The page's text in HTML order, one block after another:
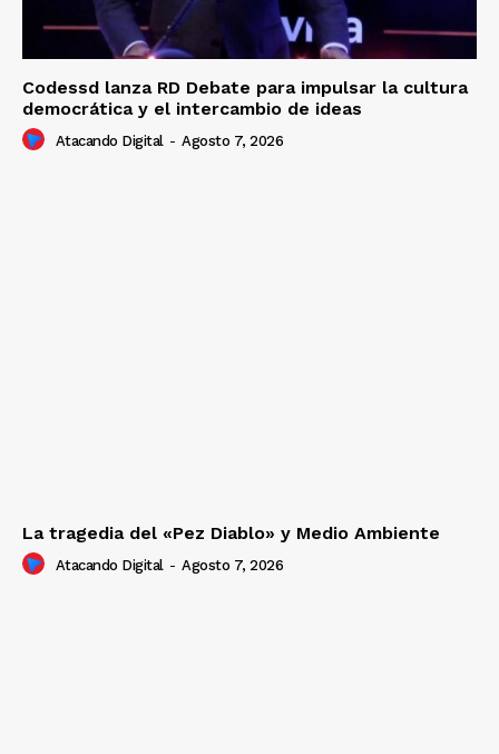
Codessd lanza RD Debate para impulsar la cultura
democrática y el intercambio de ideas
Atacando Digital - Agosto 7, 2026
La tragedia del «Pez Diablo» y Medio Ambiente
Atacando Digital - Agosto 7, 2026